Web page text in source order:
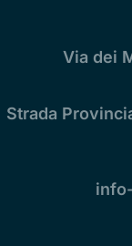
Via dei
Strada